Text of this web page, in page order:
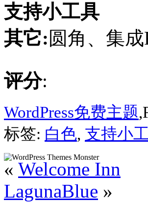
支持小工具
其它:圆角、集
评分:
WordPress免费主题
标签: 白色, 支持小
« Welcome Inn
LagunaBlue »